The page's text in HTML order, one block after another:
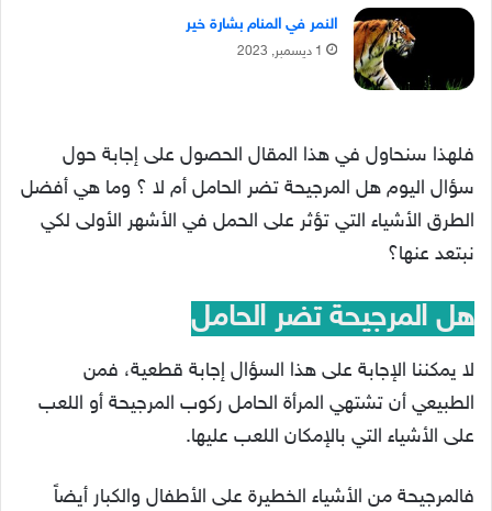
النمر في المنام بشارة خير
1 ديسمبر, 2023
فلهذا سنحاول في هذا المقال الحصول على إجابة حول
سؤال اليوم هل المرجيحة تضر الحامل أم لا ؟ وما هي أفضل
الطرق الأشياء التي تؤثر على الحمل في الأشهر الأولى لكي
نبتعد عنها؟
هل المرجيحة تضر الحامل
لا يمكننا الإجابة على هذا السؤال إجابة قطعية، فمن
الطبيعي أن تشتهي المرأة الحامل ركوب المرجيحة أو اللعب
على الأشياء التي بالإمكان اللعب عليها.
فالمرجيحة من الأشياء الخطيرة على الأطفال والكبار أيضاً